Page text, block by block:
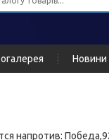
Новини
напротив: